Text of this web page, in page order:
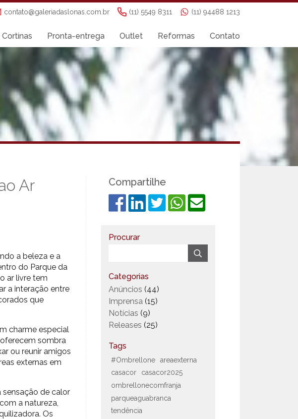
contato@galeriadaslonas.com.br (11) 5549 8311 (11) 94488 1213
Pronta-entrega Outlet Reformas Contato
Ar
a beleza e a
do Parque da
ar livre tem
a interação entre
que
charme especial
sombra
ou reunir amigos
externas em
de calor
a natureza,
Os
Compartilhe
Procurar
Categorias
Anúncios (44)
Imprensa (15)
Notícias (9)
Releases (25)
Tags
#Ombrellone
areaexterna
casacor
casacor2025
ombrellonecomfranja
parqueaguabranca
tendência